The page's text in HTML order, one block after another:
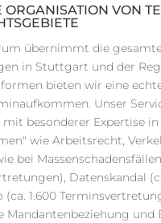
ORGANISATION VON
übernimmt die
in Stuttgart und der
bieten wir eine
Unser
mit besonderer Expertise
wie Arbeitsrecht,
bei
Datenskandal
(ca. 1.600
Mandantenbeziehung